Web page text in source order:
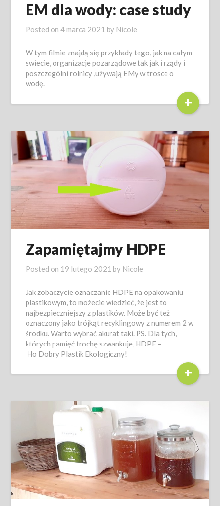
EM dla wody: case study
Posted on4 marca 2021 by Nicole
W tym filmie znajdą się przykłady tego, jak na całym
swiecie, organizacje pozarządowe tak jak i rządy i
poszczególni rolnicy ,używają EMy w trosce o
wodę.
+
Zapamiętajmy HDPE
Posted on 19 lutego 2021 by Nicole
Jak zobaczycie oznaczanie HDPE na opakowaniu
plastikowym, to możecie wiedzieć, że jest to
najbezpieczniejszy z plastików. Może być też
oznaczony jako trójkąt recyklingowy z numerem 2 w
środku. Warto wybrać akurat taki. PS. Dla tych,
których pamięć trochę szwankuje, HDPE –
Ho Dobry Plastik Ekologiczny!
+